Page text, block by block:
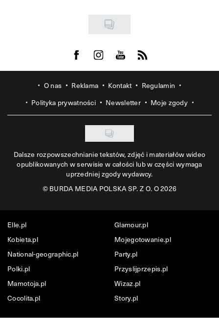
Visit us on Facebook
Visit us on Instagram
Visit us on Youtube
Visit us on Rss
O nas Reklama Kontakt
Regulamin
Polityka prywatności
Newsletter Moje zgody
Dalsze rozpowszechnianie tekstów, zdjęć i materiałów wideo
opublikowanych w serwisie w całości lub w części wymaga
uprzedniej zgody wydawcy.
©BURDA MEDIA POLSKA SP. Z O. O 2026
Elle.pl
Glamour.pl
Kobieta.pl
Mojegotowanie.pl
National-geographic.pl
Party.pl
Polki.pl
Przyslijprzepis.pl
Mamotoja.pl
Wizaz.pl
Cocolita.pl
Story.pl